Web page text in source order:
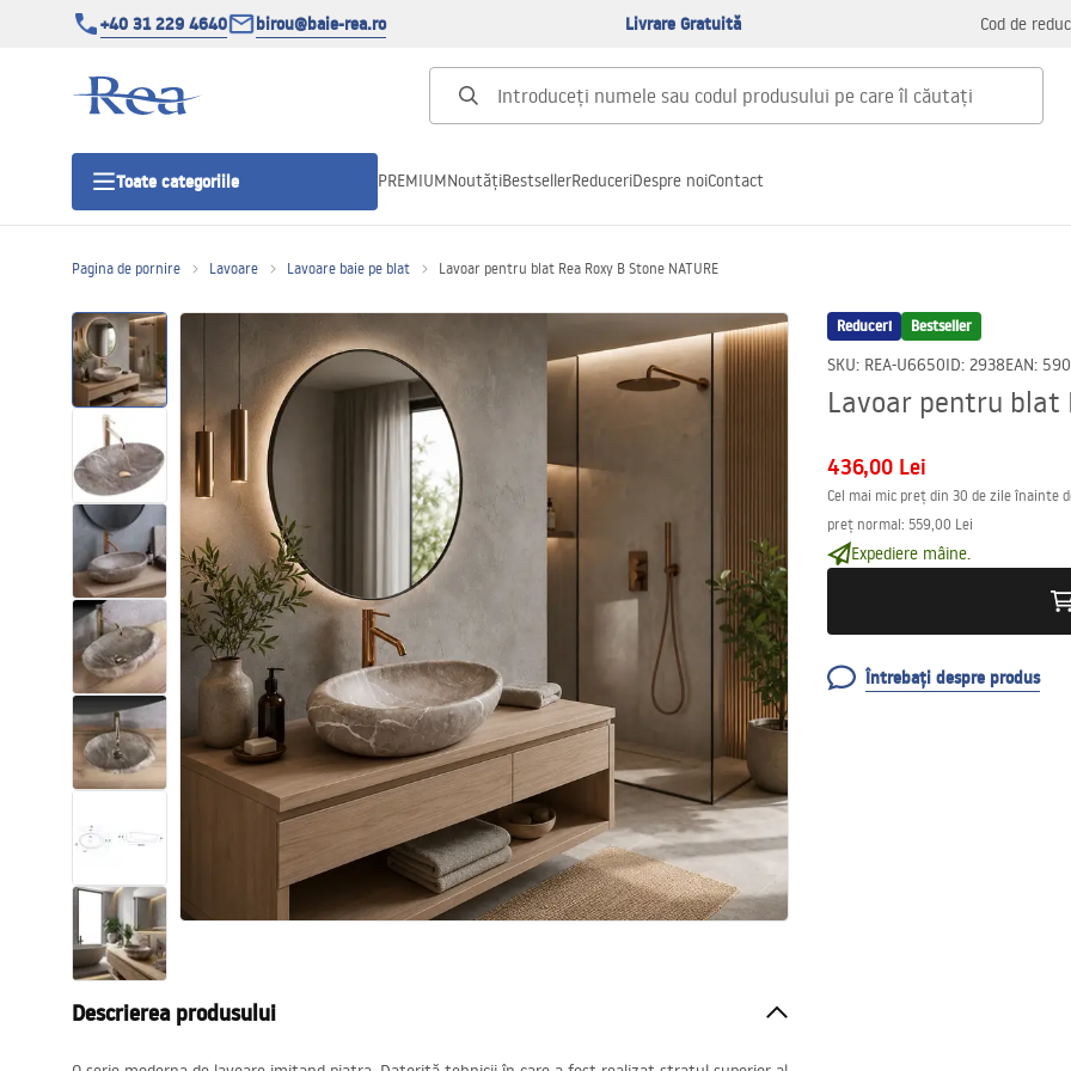
+40 31 229 4640 birou@baie-rea.ro Livrare Gratuită Cod de
Toate categoriile
Usi pentru cabine de dus
Cadite de dus
Rigole Liniare
Vase WC si Bideuri
Lavoare
Cazi cu paravane
Baterii sanitare
Dusuri
Bucatarie
Accesorii și mobilier pentru baie
PREMIUMNoutățiBestsellerReduceriDespre noiContact
Pagina de pornire Lavoare Lavoare baie pe blat Lavoar pentru blat Rea Roxy B Stone NATURE
Reduceri Bestseller
SKU: REA-U6650ID: 2938EAN:
Lavoar pentru blat
436,00 Lei
Cel mai mic preț din 30 de zile înainte
preț normal: 559,00 Lei
Expediere mâine.
Întrebați despre produs
Descrierea produsului